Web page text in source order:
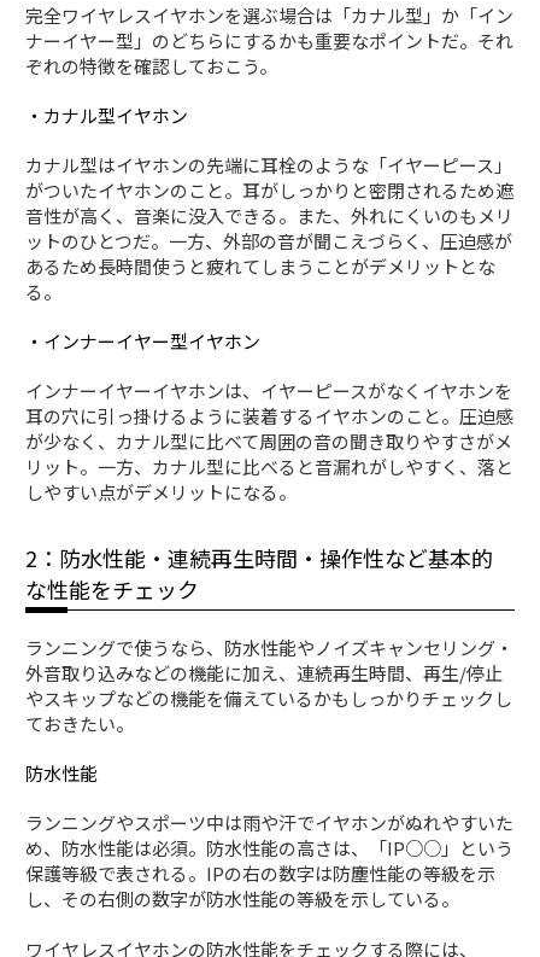
完全ワイヤレスイヤホンを選ぶ場合は「カナル型」か「イン
ナーイヤー型」のどちらにするかも重要なポイントだ。それ
ぞれの特徴を確認しておこう。
・カナル型イヤホン
カナル型はイヤホンの先端に耳栓のような「イヤーピース」
がついたイヤホンのこと。耳がしっかりと密閉されるため遮
音性が高く、音楽に没入できる。また、外れにくいのもメリ
ットのひとつだ。一方、外部の音が聞こえづらく、圧迫感が
あるため長時間使うと疲れてしまうことがデメリットとな
る。
・インナーイヤー型イヤホン
インナーイヤーイヤホンは、イヤーピースがなくイヤホンを
耳の穴に引っ掛けるように装着するイヤホンのこと。圧迫感
が少なく、カナル型に比べて周囲の音の聞き取りやすさがメ
リット。一方、カナル型に比べると音漏れがしやすく、落と
しやすい点がデメリットになる。
2：防水性能・連続再生時間・操作性など基本的
な性能をチェック
ランニングで使うなら、防水性能やノイズキャンセリング・
外音取り込みなどの機能に加え、連続再生時間、再生/停止
やスキップなどの機能を備えているかもしっかりチェックし
ておきたい。
防水性能
ランニングやスポーツ中は雨や汗でイヤホンがぬれやすいた
め、防水性能は必須。防水性能の高さは、「IP○○」という
保護等級で表される。IPの右の数字は防塵性能の等級を示
し、その右側の数字が防水性能の等級を示している。
ワイヤレスイヤホンの防水性能をチェックする際には、